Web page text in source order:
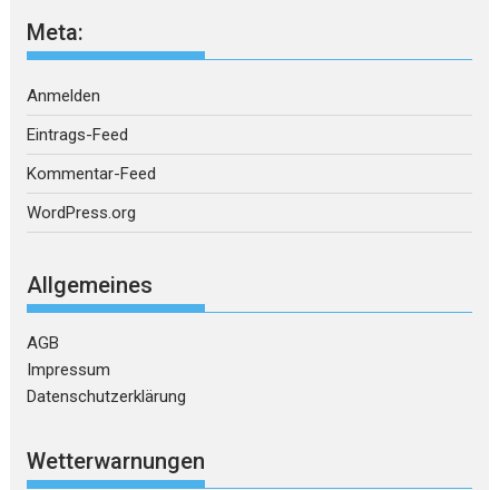
Meta:
Anmelden
Eintrags-Feed
Kommentar-Feed
WordPress.org
Allgemeines
AGB
Impressum
Datenschutzerklärung
Wetterwarnungen